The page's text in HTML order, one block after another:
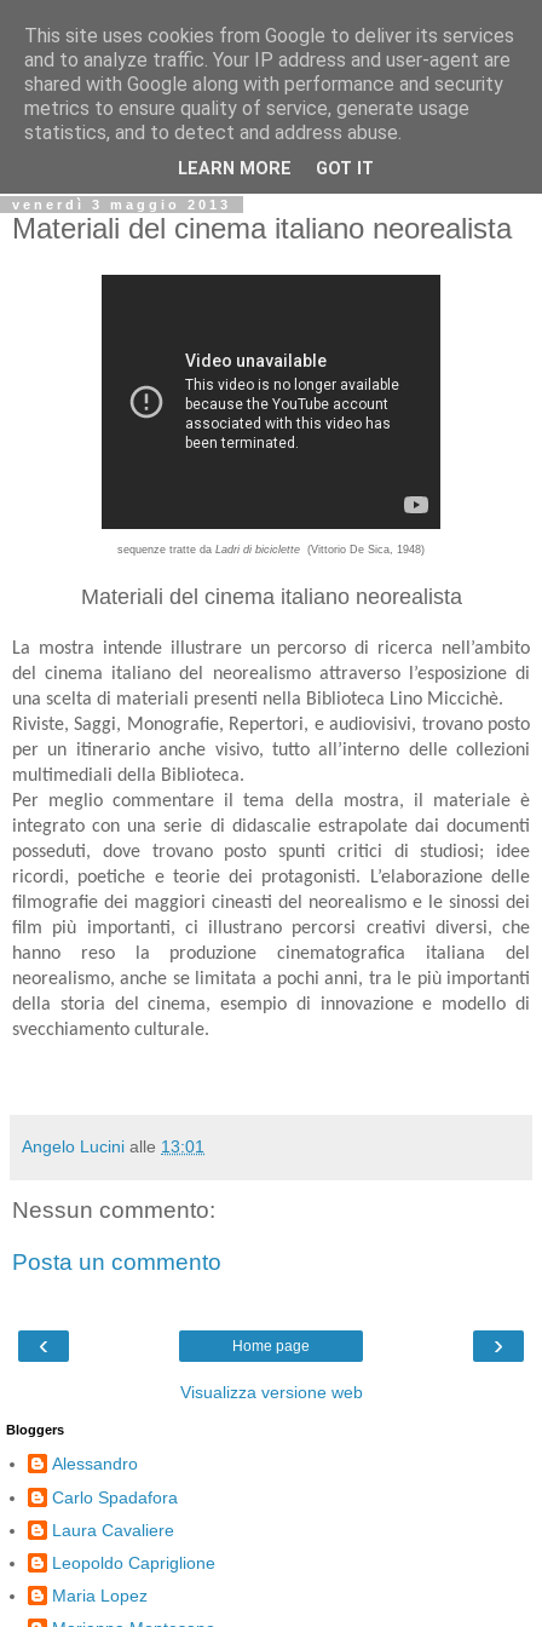
Biblio@rti in
Il Blog della Biblioteca di Area delle arti per condividere
informazioni iniziative incontri
venerdì 3 maggio 2013
Materiali del cinema italiano neorealista
sequenze tratte da Ladri di biciclette (Vittorio De Sica, 1948)
Materiali del cinema italiano neorealista
La mostra intende illustrare un percorso di ricerca nell’ambito
del cinema italiano del neorealismo attraverso l’esposizione di
una scelta di materiali presenti nella Biblioteca Lino Miccichè.
Riviste, Saggi, Monografie, Repertori, e audiovisivi, trovano posto
per un itinerario anche visivo, tutto all’interno delle collezioni
multimediali della Biblioteca.
Per meglio commentare il tema della mostra, il materiale è
integrato con una serie di didascalie estrapolate dai documenti
posseduti, dove trovano posto spunti critici di studiosi; idee
ricordi, poetiche e teorie dei protagonisti. L’elaborazione delle
filmografie dei maggiori cineasti del neorealismo e le sinossi dei
film più importanti, ci illustrano percorsi creativi diversi, che
hanno reso la produzione cinematografica italiana del
neorealismo, anche se limitata a pochi anni, tra le più importanti
della storia del cinema, esempio di innovazione e modello di
svecchiamento culturale.
Angelo Lucini alle 13:01
Nessun commento:
Posta un commento
‹ ›
Home page
Visualizza versione web
Bloggers
Alessandro
Carlo Spadafora
Laura Cavaliere
Leopoldo Capriglione
Maria Lopez
This site uses cookies from Google to deliver its services
and to analyze traffic. Your IP address and user-agent are
shared with Google along with performance and security
metrics to ensure quality of service, generate usage
statistics, and to detect and address abuse.
LEARN MORE GOT IT